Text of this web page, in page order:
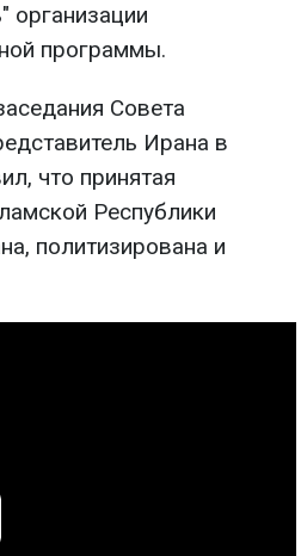
организации
программы.
Совета
Ирана в
что принятая
Республики
политизирована и